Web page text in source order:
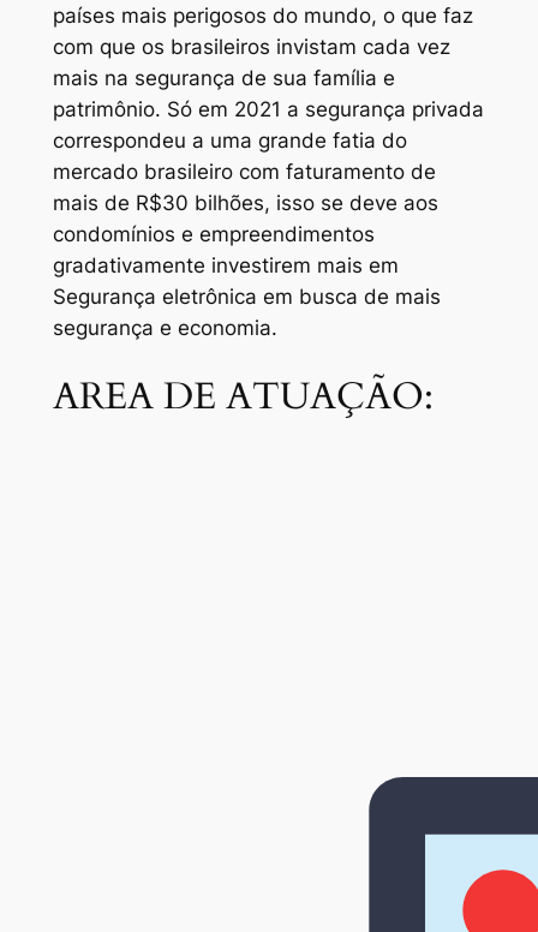
países mais perigosos do mundo, o que faz
com que os brasileiros invistam cada vez
mais na segurança de sua família e
patrimônio. Só em 2021 a segurança privada
correspondeu a uma grande fatia do
mercado brasileiro com faturamento de
mais de R$30 bilhões, isso se deve aos
condomínios e empreendimentos
gradativamente investirem mais em
Segurança eletrônica em busca de mais
segurança e economia.
AREA DE ATUAÇÃO: